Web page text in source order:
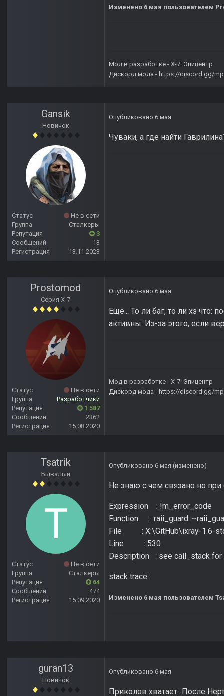
Изменено 6 мая пользователем
Мод в разработке - X-7: Эпицентр
Дискорд мода - https://discord.gg/
Gansik
Новичок
Статус
Не в сети
Группа
Сталкеры
Репутация
3
Сообщений
13
Регистрация
13.11.2023
Опубликовано 6 мая
Чуваки, а где найти
Prostomod
Серия Х-7
Статус
Не в сети
Группа
Разработчики
Репутация
1 587
Сообщений
2362
Регистрация
15.08.2020
Опубликовано 6 мая
Ещё... То ли баг, то ли хз что:
активны. Из-за этого, если
Мод в разработке - X-7: Эпицентр
Дискорд мода - https://discord.gg/
Tsatrik
Бывалый
Статус
Не в сети
Группа
Сталкеры
Репутация
64
Сообщений
474
Регистрация
15.09.2020
Опубликовано 6 мая (изменено)
Не знаю с чем связано но
Expression : !m_error_code
Function :
File : X:\GitHub\ixray-1.6-
Line : 530
Description : see call_stack
stack trace:
Изменено 6 мая пользователем
guran13
Новичок
Опубликовано 6 мая
Приколов хватает...После